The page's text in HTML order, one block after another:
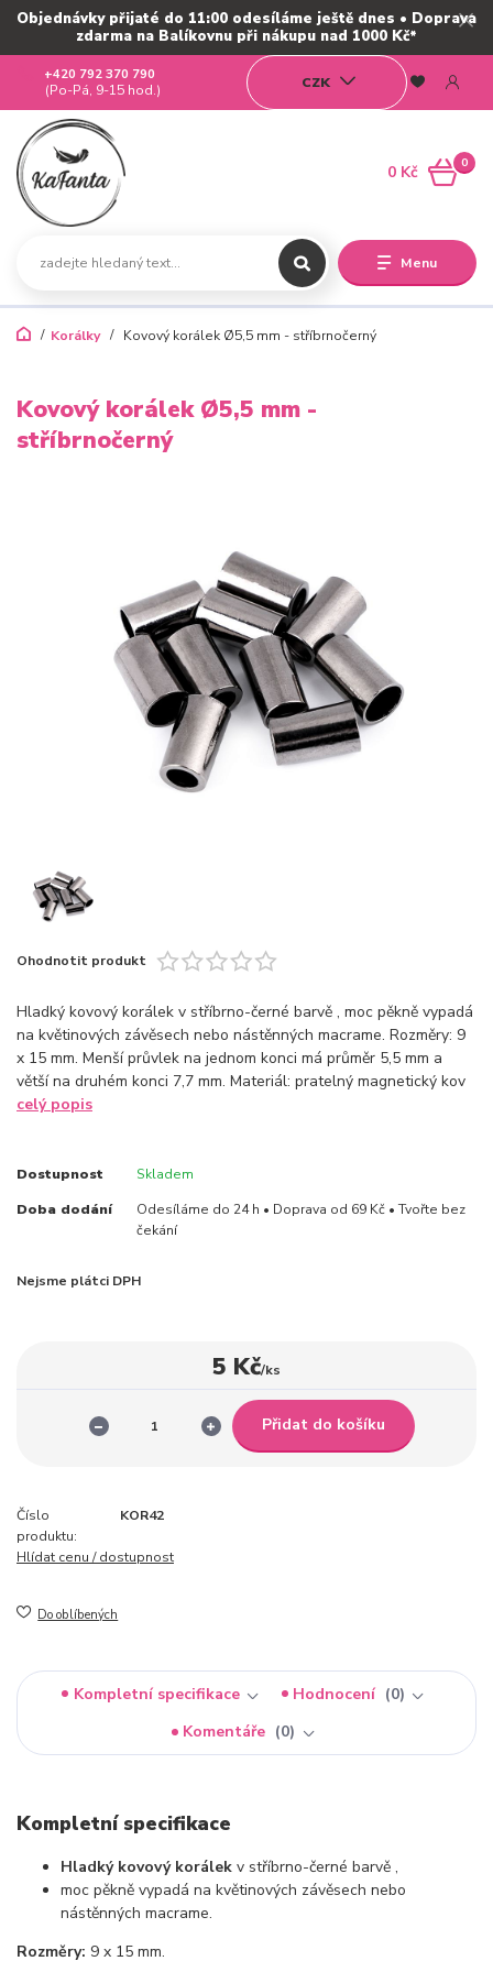
Objednávky přijaté do 11:00 odesíláme ještě dnes • Doprava
zdarma na Balíkovnu při nákupu nad 1000 Kč*
Menu
CZK
+420 792 370 790
(Po-Pá, 9-15 hod.)
0
0 Kč
Korálky Kovový korálek Ø5,5 mm - stříbrnočerný
Kovový korálek Ø5,5 mm -
stříbrnočerný
Ohodnotit produkt
Hladký kovový korálek v stříbrno-černé barvě , moc pěkně vypadá
na květinových závěsech nebo nástěnných macrame. Rozměry: 9
x 15 mm. Menší průvlek na jednom konci má průměr 5,5 mm a
větší na druhém konci 7,7 mm. Materiál: pratelný magnetický kov
celý popis
Dostupnost Skladem
Doba dodání
Odesíláme do 24 h • Doprava od 69 Kč • Tvořte bez
čekání
Nejsme plátci DPH
5 Kč/ks
Přidat do košíku
Číslo
produktu:
KOR42
Hlídat cenu / dostupnost
Do oblíbených
Kompletní specifikace Hodnocení
0
Komentáře
0
Kompletní specifikace
Hladký kovový korálek v stříbrno-černé barvě ,
moc pěkně vypadá na květinových závěsech nebo
nástěnných macrame.
Rozměry: 9 x 15 mm.